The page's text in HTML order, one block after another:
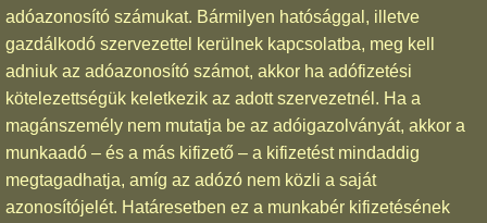
adóazonosító számukat. Bármilyen hatósággal, illetve
gazdálkodó szervezettel kerülnek kapcsolatba, meg kell
adniuk az adóazonosító számot, akkor ha adófizetési
kötelezettségük keletkezik az adott szervezetnél. Ha a
magánszemély nem mutatja be az adóigazolványát, akkor a
munkaadó – és a más kifizető – a kifizetést mindaddig
megtagadhatja, amíg az adózó nem közli a saját
azonosítójelét. Határesetben ez a munkabér kifizetésének